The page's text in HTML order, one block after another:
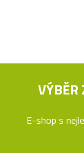
VÝBĚR
E-shop s